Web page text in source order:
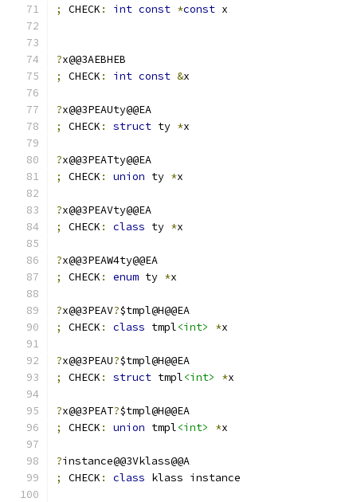
;
CHECK : int const *const x
?x@@3AEBHEB
;
CHECK : int const &x
?x@@3PEAUty@@EA
;
CHECK : struct ty *x
?x@@3PEATty@@EA
;
CHECK : union ty *x
?x@@3PEAVty@@EA
;
CHECK : class ty *x
?x@@3PEAW4ty@@EA
;
CHECK : enum ty *x
?x@@3PEAV?$tmpl@H@@EA
;
CHECK : class tmpl<int> *x
?x@@3PEAU?$tmpl@H@@EA
;
CHECK : struct tmpl<int> *x
?x@@3PEAT?$tmpl@H@@EA
;
CHECK : union tmpl<int> *x
?instance@@3Vklass@@A
;
CHECK : class klass instance